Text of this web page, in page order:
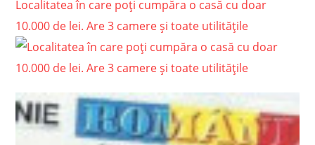
Localitatea în care poți cumpăra o casă cu doar
10.000 de lei. Are 3 camere și toate utilitățile